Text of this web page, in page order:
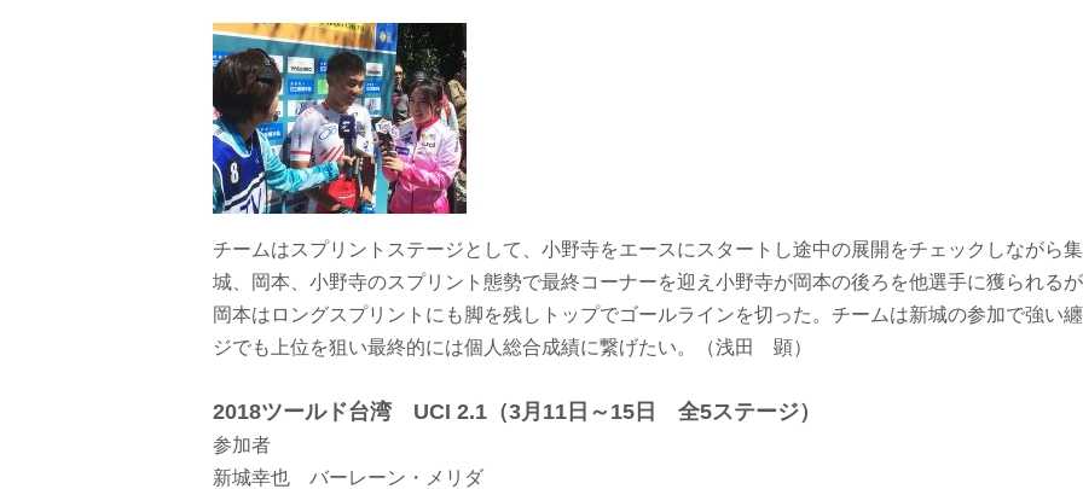
チームはスプリントステージとして、小野寺をエースにスタートし途中の展開をチェックしながら
城、岡本、小野寺のスプリント態勢で最終コーナーを迎え小野寺が岡本の後ろを他選手に獲られる
岡本はロングスプリントにも脚を残しトップでゴールラインを切った。チームは新城の参加で強い
ジでも上位を狙い最終的には個人総合成績に繋げたい。（浅田 顕）
2018ツールド台湾 UCI 2.1（3月11日～15日 全5ステージ）
参加者
新城幸也 バーレーン・メリダ